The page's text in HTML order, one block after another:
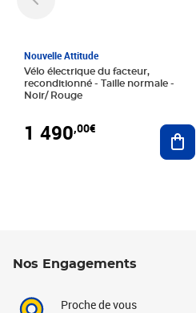
Nouvelle Attitude
Vélo électrique du facteur,
reconditionné - Taille normale -
Noir/ Rouge
1 490,00€
Nos Engagements
Proche de vous